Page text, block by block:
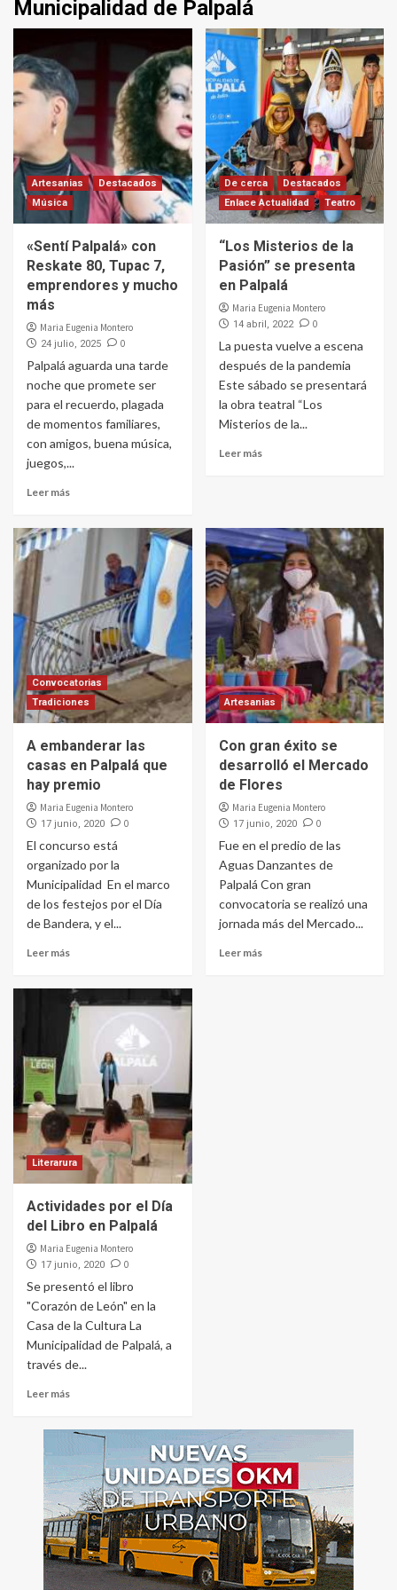
Municipalidad de Palpalá
Artesanias
Destacados
Música
«Sentí Palpalá» con
Reskate 80, Tupac 7,
emprendores y mucho
más
Maria Eugenia Montero
24 julio, 2025 0
Palpalá aguarda una tarde
noche que promete ser
para el recuerdo, plagada
de momentos familiares,
con amigos, buena música,
juegos,...
Leer más
De cerca
Destacados
Enlace Actualidad
Teatro
“Los Misterios de la
Pasión” se presenta
en Palpalá
Maria Eugenia Montero
14 abril, 2022 0
La puesta vuelve a escena
después de la pandemia
Este sábado se presentará
la obra teatral “Los
Misterios de la...
Leer más
Convocatorias
Tradiciones
A embanderar las
casas en Palpalá que
hay premio
Maria Eugenia Montero
17 junio, 2020 0
El concurso está
organizado por la
Municipalidad En el marco
de los festejos por el Día
de Bandera, y el...
Leer más
Artesanias
Con gran éxito se
desarrolló el Mercado
de Flores
Maria Eugenia Montero
17 junio, 2020 0
Fue en el predio de las
Aguas Danzantes de
Palpalá Con gran
convocatoria se realizó una
jornada más del Mercado...
Leer más
Literarura
Actividades por el Día
del Libro en Palpalá
Maria Eugenia Montero
17 junio, 2020 0
Se presentó el libro
"Corazón de León" en la
Casa de la Cultura La
Municipalidad de Palpalá, a
través de...
Leer más